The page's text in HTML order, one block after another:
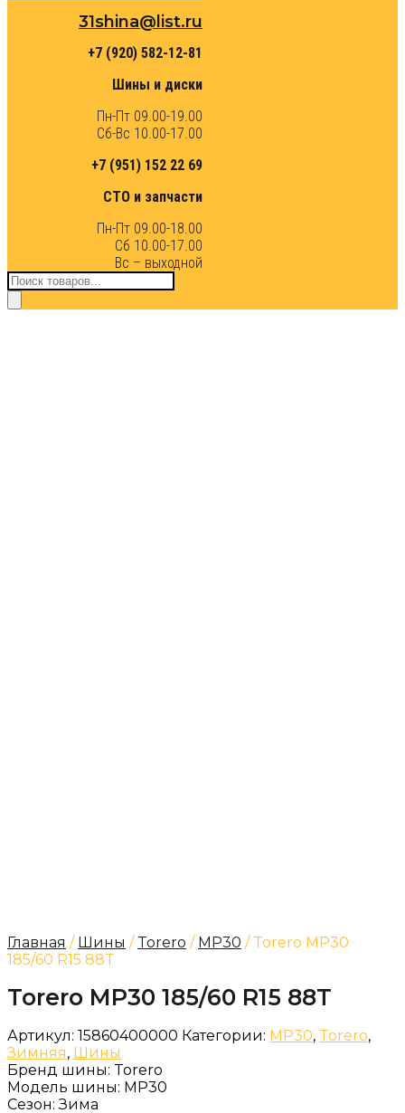
31shina@list.ru
+7 (920) 582-12-81
Шины и диски
Пн-Пт 09.00-19.00
Сб-Вс 10.00-17.00
+7 (951) 152 22 69
СТО и запчасти
Пн-Пт 09.00-18.00
Сб 10.00-17.00
Вс – выходной
Поиск
товаров
Главная / Шины / Torero / MP30 / Torero MP30
185/60 R15 88T
Torero MP30 185/60 R15 88T
Артикул: 15860400000 Категории: MP30, Torero,
Зимняя, Шины
Бренд шины: Torero
Модель шины: MP30
Сезон:Зима